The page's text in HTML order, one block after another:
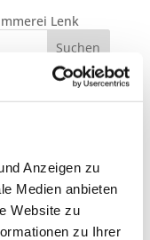
Anzeigen zu
Medien anbieten
Website zu
zu Ihrer
Lenk